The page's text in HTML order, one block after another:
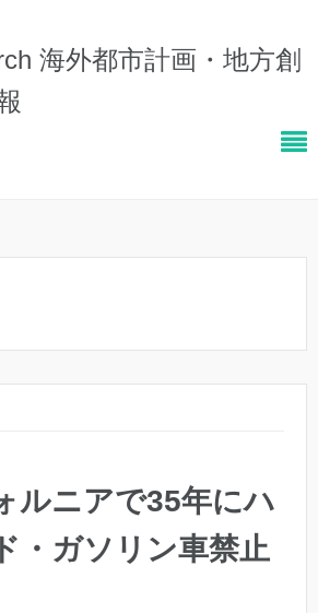
海外都市計画・地方創
ルニアで35年にハ
・ガソリン車禁止